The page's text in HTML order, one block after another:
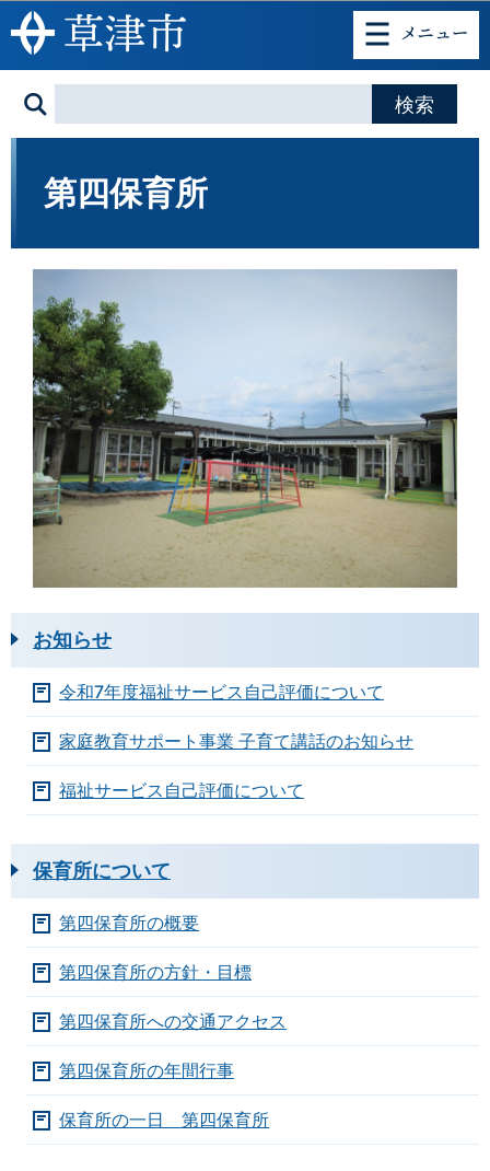
このページの本文へ移動
第四保育所
お知らせ
令和7年度福祉サービス自己評価について
家庭教育サポート事業 子育て講話のお知らせ
福祉サービス自己評価について
保育所について
第四保育所の概要
第四保育所の方針・目標
第四保育所への交通アクセス
第四保育所の年間行事
保育所の一日 第四保育所